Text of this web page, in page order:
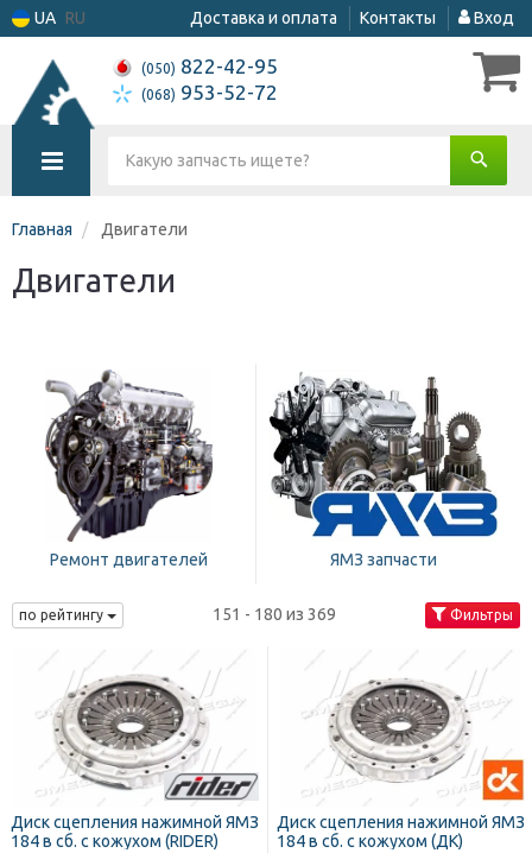
UA RU Доставка и оплата Контакты Вход
(050) 822-42-95
(068) 953-52-72
Главная Двигатели
Двигатели
Ремонт двигателей ЯМЗ запчасти
по рейтингу 151 - 180 из 369 Фильтры
Диск сцепления нажимной ЯМЗ
184 в сб. с кожухом (RIDER)
Диск сцепления нажимной ЯМЗ
184 в сб. с кожухом (ДК)